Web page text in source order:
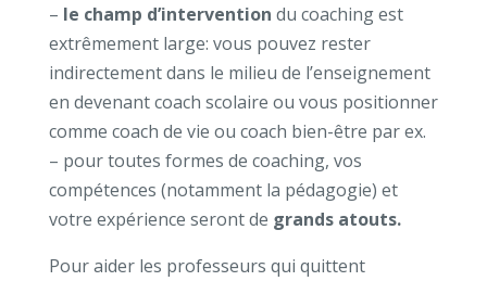
– le champ d’intervention du coaching est
extrêmement large: vous pouvez rester
indirectement dans le milieu de l’enseignement
en devenant coach scolaire ou vous positionner
comme coach de vie ou coach bien-être par ex.
– pour toutes formes de coaching, vos
compétences (notamment la pédagogie) et
votre expérience seront de grands atouts.
Pour aider les professeurs qui quittent